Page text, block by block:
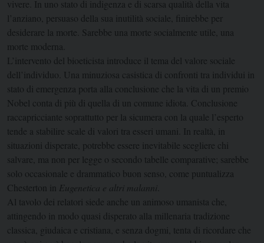
vivere. In uno stato di indigenza e di scarsa qualità della vita
l’anziano, persuaso della sua inutilità sociale, finirebbe per
desiderare la morte. Sarebbe una morte socialmente utile, una
morte moderna.
L’intervento del bioeticista introduce il tema del valore sociale
dell’individuo. Una minuziosa casistica di confronti tra individui in
stato di emergenza porta alla conclusione che la vita di un premio
Nobel conta di più di quella di un comune idiota. Conclusione
raccapricciante soprattutto per la sicumera con la quale l’esperto
tende a stabilire scale di valori tra esseri umani. In realtà, in
situazioni disperate, potrebbe essere inevitabile scegliere chi
salvare, ma non per legge o secondo tabelle comparative; sarebbe
solo occasionale e drammatico buon senso, come puntualizza
Chesterton in Eugenetica e altri malanni
Al tavolo dei relatori siede anche un animoso umanista che,
attingendo in modo quasi disperato alla millenaria tradizione
classica, giudaica e cristiana, e senza dogmi, tenta di ricordare che